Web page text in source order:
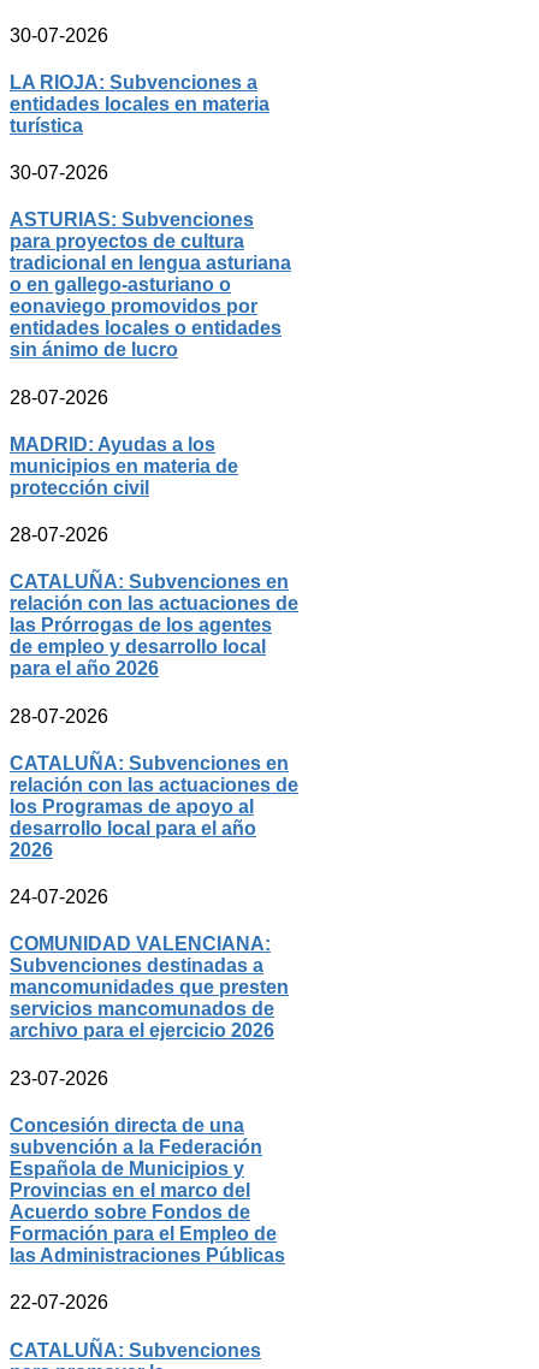
30-07-2026
LA RIOJA: Subvenciones a
entidades locales en materia
turística
30-07-2026
ASTURIAS: Subvenciones
para proyectos de cultura
tradicional en lengua asturiana
o en gallego-asturiano o
eonaviego promovidos por
entidades locales o entidades
sin ánimo de lucro
28-07-2026
MADRID: Ayudas a los
municipios en materia de
protección civil
28-07-2026
CATALUÑA: Subvenciones en
relación con las actuaciones de
las Prórrogas de los agentes
de empleo y desarrollo local
para el año 2026
28-07-2026
CATALUÑA: Subvenciones en
relación con las actuaciones de
los Programas de apoyo al
desarrollo local para el año
2026
24-07-2026
COMUNIDAD VALENCIANA:
Subvenciones destinadas a
mancomunidades que presten
servicios mancomunados de
archivo para el ejercicio 2026
23-07-2026
Concesión directa de una
subvención a la Federación
Española de Municipios y
Provincias en el marco del
Acuerdo sobre Fondos de
Formación para el Empleo de
las Administraciones Públicas
22-07-2026
CATALUÑA: Subvenciones